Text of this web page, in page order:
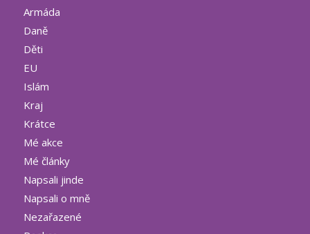
Armáda
Daně
Děti
EU
Islám
Kraj
Krátce
Mé akce
Mé články
Napsali jinde
Napsali o mně
Nezařazené